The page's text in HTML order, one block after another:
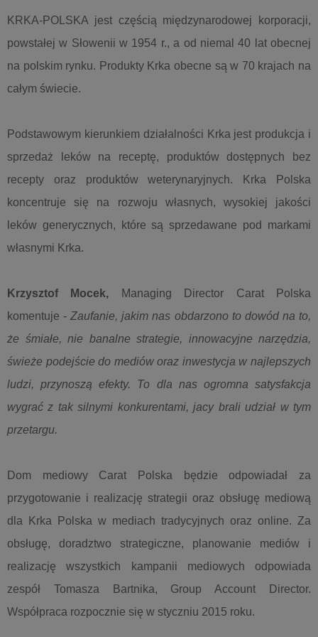
KRKA-POLSKA jest częścią międzynarodowej korporacji,
powstałej w Słowenii w 1954 r., a od niemal 40 lat obecnej
na polskim rynku. Produkty Krka obecne są w 70 krajach na
całym świecie.
Podstawowym kierunkiem działalności Krka jest produkcja i
sprzedaż leków na receptę, produktów dostępnych bez
recepty oraz produktów weterynaryjnych. Krka Polska
koncentruje się na rozwoju własnych, wysokiej jakości
leków generycznych, które są sprzedawane pod markami
własnymi Krka.
Krzysztof Mocek, Managing Director Carat Polska
komentuje -Zaufanie, jakim nas obdarzono to dowód na to,
że śmiałe, nie banalne strategie, innowacyjne narzędzia,
świeże podejście do mediów oraz inwestycja w najlepszych
ludzi, przynoszą efekty. To dla nas ogromna satysfakcja
wygrać z tak silnymi konkurentami, jacy brali udział w tym
przetargu.
Dom mediowy Carat Polska będzie odpowiadał za
przygotowanie i realizację strategii oraz obsługę mediową
dla Krka Polska w mediach tradycyjnych oraz online. Za
obsługę, doradztwo strategiczne, planowanie mediów i
realizację wszystkich kampanii mediowych odpowiada
zespół Tomasza Bartnika, Group Account Director.
Współpraca rozpocznie się w styczniu 2015 roku.